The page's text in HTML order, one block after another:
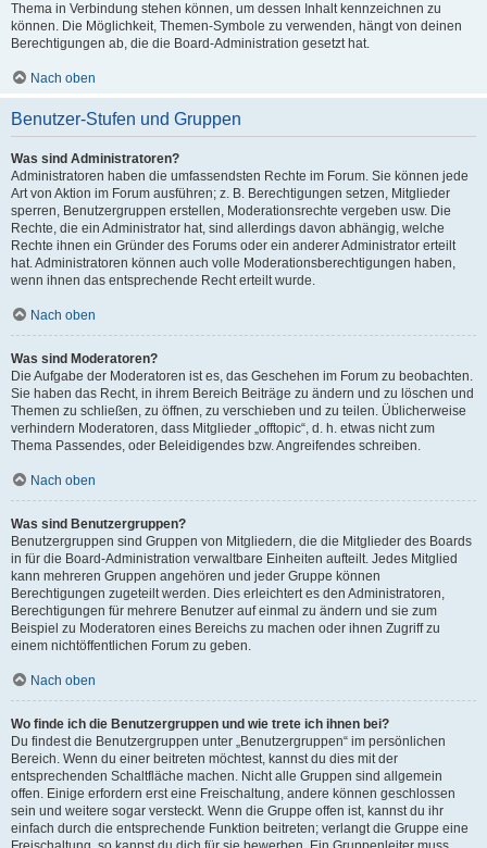
Thema in Verbindung stehen können, um dessen Inhalt kennzeichnen zu
können. Die Möglichkeit, Themen-Symbole zu verwenden, hängt von deinen
Berechtigungen ab, die die Board-Administration gesetzt hat.
Nach oben
Benutzer-Stufen und Gruppen
Was sind Administratoren?
Administratoren haben die umfassendsten Rechte im Forum. Sie können jede
Art von Aktion im Forum ausführen; z. B. Berechtigungen setzen, Mitglieder
sperren, Benutzergruppen erstellen, Moderationsrechte vergeben usw. Die
Rechte, die ein Administrator hat, sind allerdings davon abhängig, welche
Rechte ihnen ein Gründer des Forums oder ein anderer Administrator erteilt
hat. Administratoren können auch volle Moderationsberechtigungen haben,
wenn ihnen das entsprechende Recht erteilt wurde.
Nach oben
Was sind Moderatoren?
Die Aufgabe der Moderatoren ist es, das Geschehen im Forum zu beobachten.
Sie haben das Recht, in ihrem Bereich Beiträge zu ändern und zu löschen und
Themen zu schließen, zu öffnen, zu verschieben und zu teilen. Üblicherweise
verhindern Moderatoren, dass Mitglieder „offtopic“, d. h. etwas nicht zum
Thema Passendes, oder Beleidigendes bzw. Angreifendes schreiben.
Nach oben
Was sind Benutzergruppen?
Benutzergruppen sind Gruppen von Mitgliedern, die die Mitglieder des Boards
in für die Board-Administration verwaltbare Einheiten aufteilt. Jedes Mitglied
kann mehreren Gruppen angehören und jeder Gruppe können
Berechtigungen zugeteilt werden. Dies erleichtert es den Administratoren,
Berechtigungen für mehrere Benutzer auf einmal zu ändern und sie zum
Beispiel zu Moderatoren eines Bereichs zu machen oder ihnen Zugriff zu
einem nichtöffentlichen Forum zu geben.
Nach oben
Wo finde ich die Benutzergruppen und wie trete ich ihnen bei?
Du findest die Benutzergruppen unter „Benutzergruppen“ im persönlichen
Bereich. Wenn du einer beitreten möchtest, kannst du dies mit der
entsprechenden Schaltfläche machen. Nicht alle Gruppen sind allgemein
offen. Einige erfordern erst eine Freischaltung, andere können geschlossen
sein und weitere sogar versteckt. Wenn die Gruppe offen ist, kannst du ihr
einfach durch die entsprechende Funktion beitreten; verlangt die Gruppe eine